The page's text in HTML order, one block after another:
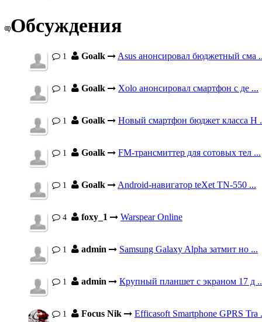
Обсуждения
1 Goalk Asus анонсировал бюджетный сма
1 Goalk Xolo анонсировал смартфон с де ...
1 Goalk Новый смартфон бюджет класса H
1 Goalk FM-трансмиттер для сотовых тел ...
1 Goalk Android-навигатор teXet TN-550 ...
4 foxy_1 Warspear Online
1 admin Samsung Galaxy Alpha затмит но ...
1 admin Крупный планшет с экраном 17 д
1 Focus Nik Efficasoft Smartphone GPRS Tra